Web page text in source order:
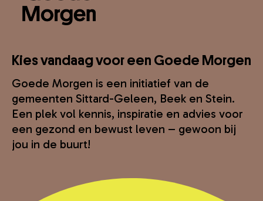
Kies vandaag voor een Goede Morgen
Goede Morgen is een initiatief van de
gemeenten Sittard-Geleen, Beek en Stein.
Een plek vol kennis, inspiratie en advies voor
een gezond en bewust leven – gewoon bij
jou in de buurt!